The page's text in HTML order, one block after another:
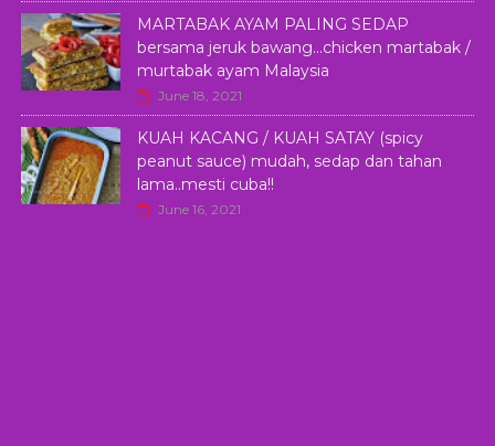
MARTABAK AYAM PALING SEDAP
bersama jeruk bawang...chicken martabak /
murtabak ayam Malaysia
June 18, 2021
KUAH KACANG / KUAH SATAY (spicy
peanut sauce) mudah, sedap dan tahan
lama..mesti cuba!!
June 16, 2021